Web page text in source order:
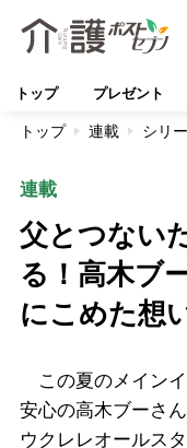
トップ プレゼント
トップ 連載 シリ
連載
父とつない
る！高木ブ
にこめた想
この夏のメイン
安心の高木ブーさ
ウクレレオールス